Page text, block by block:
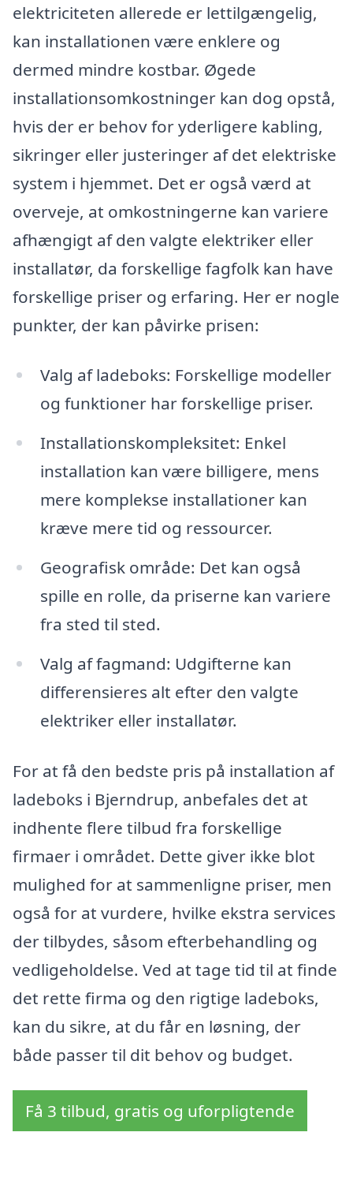
elektriciteten allerede er lettilgængelig,
kan installationen være enklere og
dermed mindre kostbar. Øgede
installationsomkostninger kan dog opstå,
hvis der er behov for yderligere kabling,
sikringer eller justeringer af det elektriske
system i hjemmet. Det er også værd at
overveje, at omkostningerne kan variere
afhængigt af den valgte elektriker eller
installatør, da forskellige fagfolk kan have
forskellige priser og erfaring. Her er nogle
punkter, der kan påvirke prisen:
Valg af ladeboks: Forskellige modeller
og funktioner har forskellige priser.
Installationskompleksitet: Enkel
installation kan være billigere, mens
mere komplekse installationer kan
kræve mere tid og ressourcer.
Geografisk område: Det kan også
spille en rolle, da priserne kan variere
fra sted til sted.
Valg af fagmand: Udgifterne kan
differensieres alt efter den valgte
elektriker eller installatør.
For at få den bedste pris på installation af
ladeboks i Bjerndrup, anbefales det at
indhente flere tilbud fra forskellige
firmaer i området. Dette giver ikke blot
mulighed for at sammenligne priser, men
også for at vurdere, hvilke ekstra services
der tilbydes, såsom efterbehandling og
vedligeholdelse. Ved at tage tid til at finde
det rette firma og den rigtige ladeboks,
kan du sikre, at du får en løsning, der
både passer til dit behov og budget.
Få 3 tilbud, gratis og uforpligtende